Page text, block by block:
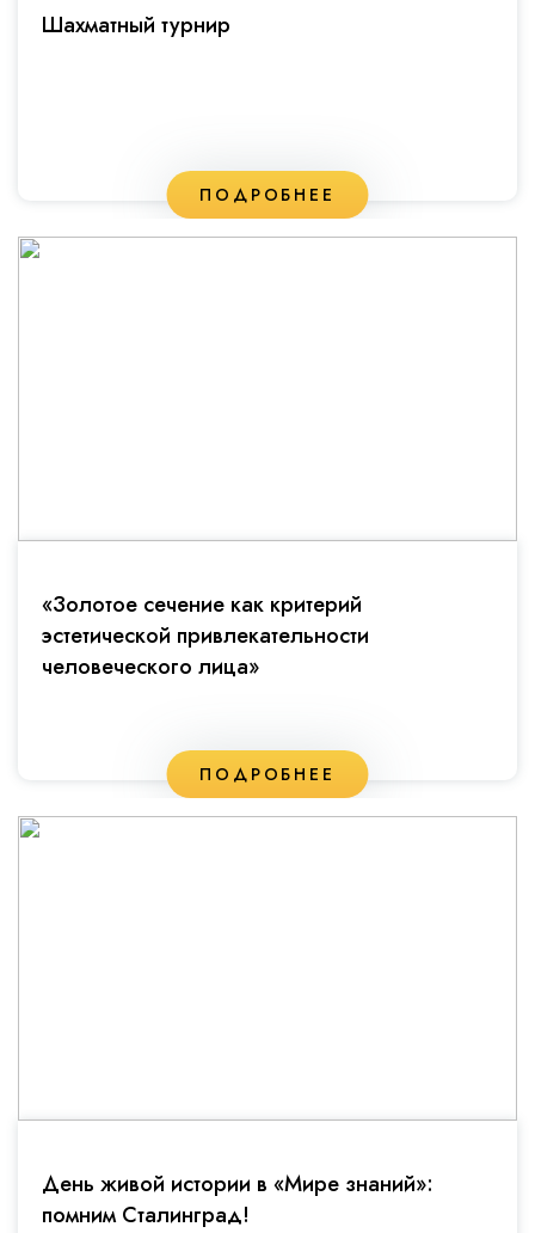
Шахматный турнир
ПОДРОБНЕЕ
«Золотое сечение как критерий
эстетической привлекательности
человеческого лица»
ПОДРОБНЕЕ
День живой истории в «Мире знаний»:
помним Сталинград!